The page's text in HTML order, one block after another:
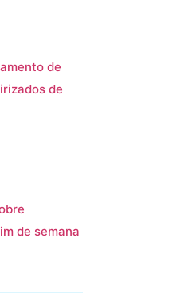
de
de
de semana